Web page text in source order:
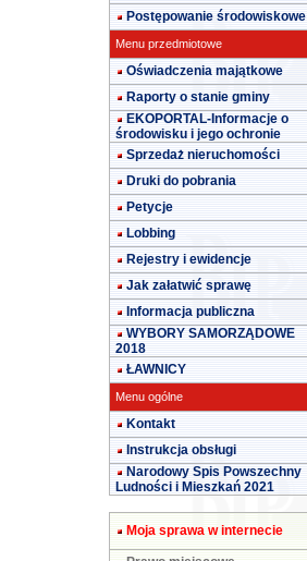
Postępowanie środowiskowe
Menu przedmiotowe
Oświadczenia majątkowe
Raporty o stanie gminy
EKOPORTAL-Informacje o
środowisku i jego ochronie
Sprzedaż nieruchomości
Druki do pobrania
Petycje
Lobbing
Rejestry i ewidencje
Jak załatwić sprawę
Informacja publiczna
WYBORY SAMORZĄDOWE
2018
ŁAWNICY
Menu ogólne
Kontakt
Instrukcja obsługi
Narodowy Spis Powszechny
Ludności i Mieszkań 2021
Moja sprawa w internecie